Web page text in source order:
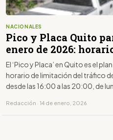
NACIONALES
Pico y Placa Quito
enero de 2026:
El ‘Pico y Placa’ en Quito es el
horario de limitación del tráfico
desde las 16:00 a las 20:00, de
Redacción · 14 de enero, 2026